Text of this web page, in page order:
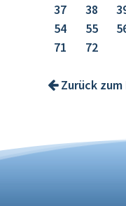
37
38
54
55
71
72
Zurück zum